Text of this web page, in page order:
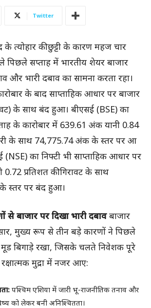
Twitter
के त्योहार की छुट्टी के कारण महज चार
पिछले सप्ताह में भारतीय शेयर बाजार
और भारी दबाव का सामना करता रहा।
के बाद साप्ताहिक आधार पर बाजार
के साथ बंद हुआ। बीएसई (BSE) का
के कारोबार में 639.61 अंक यानी 0.84
के साथ 74,775.74 अंक के स्तर पर आ
(NSE) का निफ्टी भी साप्ताहिक आधार पर
प्रतिशत की गिरावट के साथ
स्तर पर बंद हुआ।
से बाजार पर दिखा भारी दबावबाजार
मुख्य रूप से तीन बड़े कारणों ने पिछले
मूड बिगाड़े रखा, जिसके चलते निवेशक पूरे
मुद्रा में नजर आए:
पश्चिम एशिया में जारी भू-राजनीतिक तनाव और
को लेकर बनी अनिश्चितता।